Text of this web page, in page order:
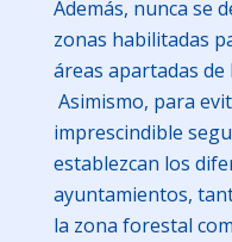
Además, nunca se
zonas habilitadas
áreas apartadas de
Asimismo, para
imprescindible
establezcan los
ayuntamientos,
la zona forestal